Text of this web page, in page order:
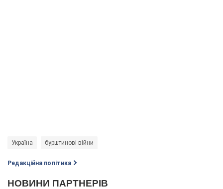
Україна бурштинові війни
Редакційна політика